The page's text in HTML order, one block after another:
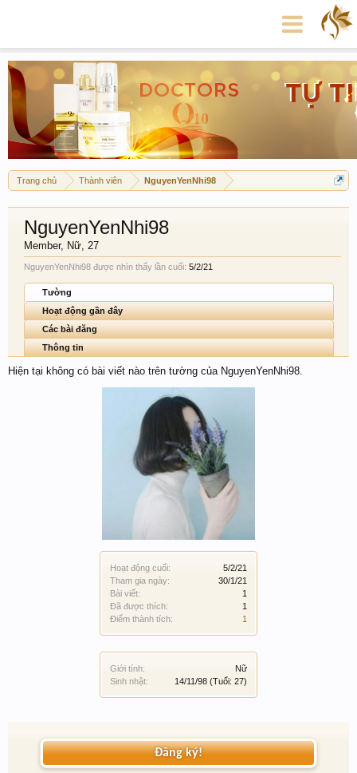
Trang chủ Thành viên NguyenYenNhi98
Hoạt động cuối:
5/2/21
Tham gia ngày:
30/1/21
Bài viết:
1
Đã được thích:
1
Điểm thành tích:
1
Giới tính:
Nữ
Sinh nhật:
14/11/98 (Tuổi: 27)
NguyenYenNhi98
Member, Nữ, 27
NguyenYenNhi98 được nhìn thấy lần cuối: 5/2/21
Tường
Hoạt động gần đây
Các bài đăng
Thông tin
Hiện tại không có bài viết nào trên tường của NguyenYenNhi98.
Đăng ký!